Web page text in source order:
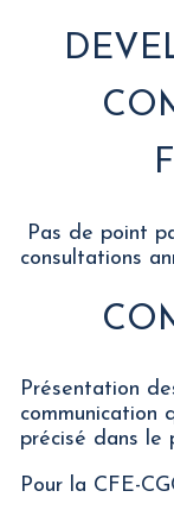
Pas de point
consultations
Présentation
communication
précisé dans le
Pour la CFE-